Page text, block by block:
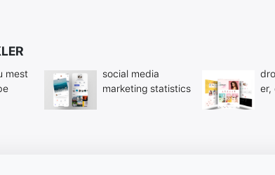
mest
social media
marketing statistics
er,